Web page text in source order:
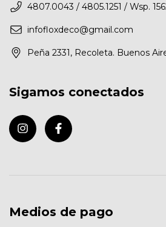
4807.0043 / 4805.1251 / Wsp.
infofloxdeco@gmail.com
Peña 2331, Recoleta. Buenos
Sigamos conectados
Medios de pago